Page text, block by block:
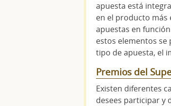
apuesta está
en el producto más
apuestas en
estos elementos
tipo de apuesta, el
Premios del
Existen diferentes
desees participar y